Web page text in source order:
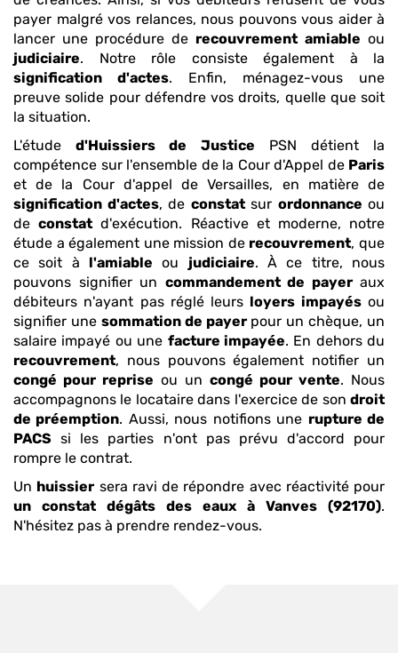
payer malgré vos relances, nous pouvons vous aider à
lancer une procédure de recouvrement amiable ou
judiciaire. Notre rôle consiste également à la
signification d'actes. Enfin, ménagez-vous une
preuve solide pour défendre vos droits, quelle que soit
la situation.
L'étuded'Huissiers de Justice PSN détient la
compétence sur l'ensemble de la Cour d'Appel de Paris
et de la Cour d'appel de Versailles, en matière de
signification d'actes, de constatsur ordonnance ou
deconstat d'exécution. Réactive et moderne, notre
étude a également une mission de recouvrement, que
ce soit à l'amiable ou judiciaire. À ce titre, nous
pouvons signifier un commandement de payeraux
débiteurs n'ayant pas réglé leurs loyers impayésou
signifier une sommation de payerpour un chèque, un
salaire impayé ou une facture impayée. En dehors du
recouvrement, nous pouvons également notifier un
congé pour reprise ou un congé pour vente. Nous
accompagnons le locataire dans l'exercice de son droit
de préemption. Aussi, nous notifions une rupture de
PACS si les parties n'ont pas prévu d'accord pour
rompre le contrat.
Un huissier sera ravi de répondre avec réactivité pour
un constat dégâts des eaux
à Vanves (92170).
N'hésitez pas à prendre rendez-vous.